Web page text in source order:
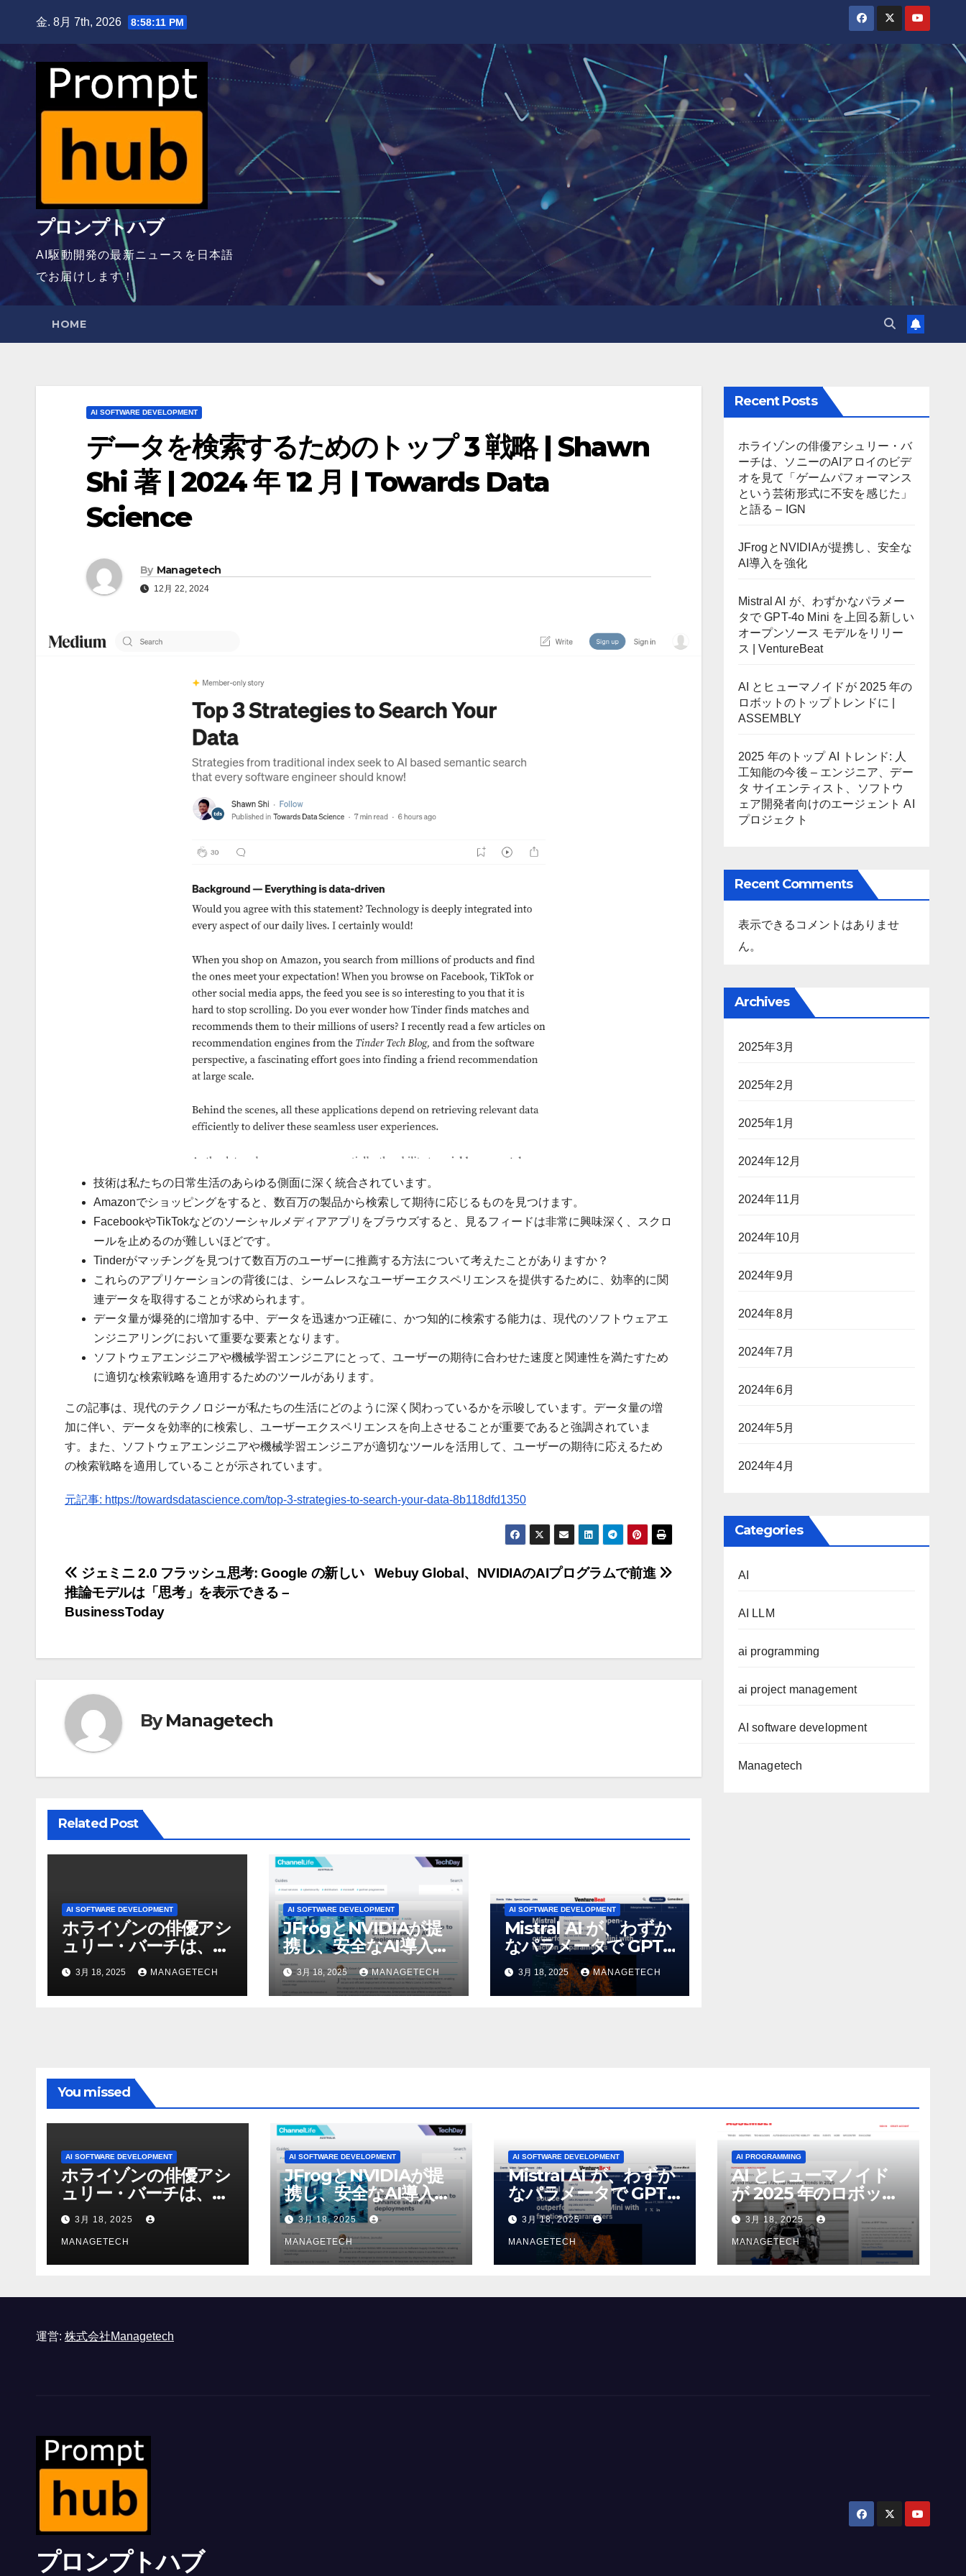
content
金. 8月 7th, 2026 8:58:12 PM
プロンプトハブ
AI駆動開発の最新ニュースを日本語
でお届けします！
HOME
AI SOFTWARE DEVELOPMENT
データを検索するためのトップ 3 戦略 | Shawn
Shi 著 | 2024 年 12 月 | Towards Data
Science
By Managetech
12月 22, 2024
技術は私たちの日常生活のあらゆる側面に深く統合されています。
Amazonでショッピングをすると、数百万の製品から検索して期待に応じるものを見つけます。
FacebookやTikTokなどのソーシャルメディアアプリをブラウズすると、見るフィードは非常に興味深く、スクロ
ールを止めるのが難しいほどです。
Tinderがマッチングを見つけて数百万のユーザーに推薦する方法について考えたことがありますか？
これらのアプリケーションの背後には、シームレスなユーザーエクスペリエンスを提供するために、効率的に関
連データを取得することが求められます。
データ量が爆発的に増加する中、データを迅速かつ正確に、かつ知的に検索する能力は、現代のソフトウェアエ
ンジニアリングにおいて重要な要素となります。
ソフトウェアエンジニアや機械学習エンジニアにとって、ユーザーの期待に合わせた速度と関連性を満たすため
に適切な検索戦略を適用するためのツールがあります。
この記事は、現代のテクノロジーが私たちの生活にどのように深く関わっているかを示唆しています。データ量の増
加に伴い、データを効率的に検索し、ユーザーエクスペリエンスを向上させることが重要であると強調されていま
す。また、ソフトウェアエンジニアや機械学習エンジニアが適切なツールを活用して、ユーザーの期待に応えるため
の検索戦略を適用していることが示されています。
元記事: https://towardsdatascience.com/top-3-strategies-to-search-your-data-8b118dfd1350
投
稿
ビ
ゲ
ー
シ
ョ
ン
Webuy Global、NVIDIAのAIプログラムで前進
ジェミニ 2.0 フラッシュ思考: Google の新しい
推論モデルは「思考」を表示できる –
BusinessToday
ByManagetech
Related Post
AI SOFTWARE DEVELOPMENT
ホライゾンの俳優アシ
ュリー・バーチは、ソ
ニーのAIアロイのビデ
オを見て「ゲームパフ
ォーマンスという芸術
3月 18, 2025 MANAGETECH
AI SOFTWARE DEVELOPMENT
JFrogとNVIDIAが提
携し、安全なAI導入を
強化
3月 18, 2025 MANAGETECH
AI SOFTWARE DEVELOPMENT
Mistral AI が、わずか
なパラメータで GPT-
4o Mini を上回る新し
いオープンソース モ
デルをリリース |
3月 18, 2025 MANAGETECH
Recent Posts
ホライゾンの俳優アシュリー・バ
ーチは、ソニーのAIアロイのビデ
オを見て「ゲームパフォーマンス
という芸術形式に不安を感じた」
と語る – IGN
JFrogとNVIDIAが提携し、安全な
AI導入を強化
Mistral AI が、わずかなパラメー
タで GPT-4o Mini を上回る新しい
オープンソース モデルをリリー
ス | VentureBeat
AI とヒューマノイドが 2025 年の
ロボットのトップトレンドに |
ASSEMBLY
2025 年のトップ AI トレンド: 人
工知能の今後 – エンジニア、デー
タ サイエンティスト、ソフトウ
ェア開発者向けのエージェント AI
プロジェクト
Recent Comments
表示できるコメントはありませ
ん。
Archives
2025年3月
2025年2月
2025年1月
2024年12月
2024年11月
2024年10月
2024年9月
2024年8月
2024年7月
2024年6月
2024年5月
2024年4月
Categories
AI
AI LLM
ai programming
ai project management
AI software development
Managetech
You missed
AI SOFTWARE DEVELOPMENT
ホライゾンの俳優アシ
ュリー・バーチは、ソ
ニーのAIアロイのビデ
オを見て「ゲームパフ
ォーマンスという芸術
形式に不安を感じた」
3月 18, 2025
MANAGETECH
AI SOFTWARE DEVELOPMENT
JFrogとNVIDIAが提
携し、安全なAI導入を
強化
3月 18, 2025
MANAGETECH
AI SOFTWARE DEVELOPMENT
Mistral AI が、わずか
なパラメータで GPT-
4o Mini を上回る新し
いオープンソース モ
デルをリリース |
VentureBeat
3月 18, 2025
MANAGETECH
AI PROGRAMMING
AI とヒューマノイド
が 2025 年のロボット
のトップトレンドに |
ASSEMBLY
3月 18, 2025
MANAGETECH
運営: 株式会社Managetech
プロンプトハブ